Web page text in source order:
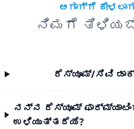
ಆಗಾಗ್ಗೆ
ನಿಮಗೆ
ರೆಸ್ಯೂಮ್/ಸಿವಿ
ನನ್ನ ರೆಸ್ಯೂಮ್
ಉಳಿಯುತ್ತದೆಯೆ?